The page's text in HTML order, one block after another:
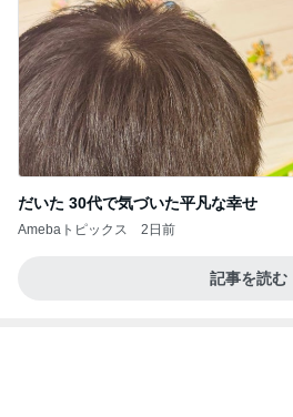
だいた 30代で気づいた平凡な幸せ
Amebaトピックス 2日前
記事を読む